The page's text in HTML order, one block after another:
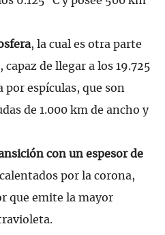
, la cual es otra parte
de llegar a los 19.725
por espículas, que son
de 1.000 km de ancho y
con un espesor de
calentados por la corona,
que emite la mayor